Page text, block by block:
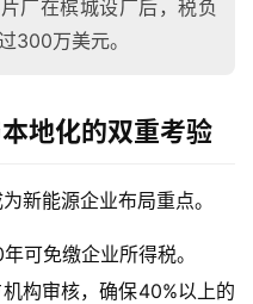
厂在槟城设厂后，税负
300万美元。
地化的双重考验
新能源企业布局重点。
可免缴企业所得税。
构审核，确保40%以上的